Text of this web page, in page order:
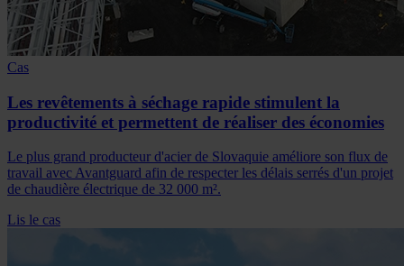
Cas
Les revêtements à séchage rapide stimulent la
productivité et permettent de réaliser des économies
Le plus grand producteur d'acier de Slovaquie améliore son flux de
travail avec Avantguard afin de respecter les délais serrés d'un projet
de chaudière électrique de 32 000 m².
Lis le cas